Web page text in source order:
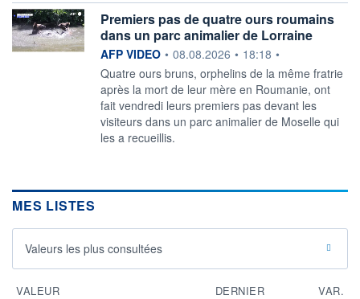
Premiers pas de quatre ours roumains
dans un parc animalier de Lorraine
information fournie par
AFP VIDEO • 08.08.2026 • 18:18 •
Quatre ours bruns, orphelins de la même fratrie
après la mort de leur mère en Roumanie, ont
fait vendredi leurs premiers pas devant les
visiteurs dans un parc animalier de Moselle qui
les a recueillis.
MES LISTES
Valeurs les plus consultées
VALEUR DERNIER
VAR.